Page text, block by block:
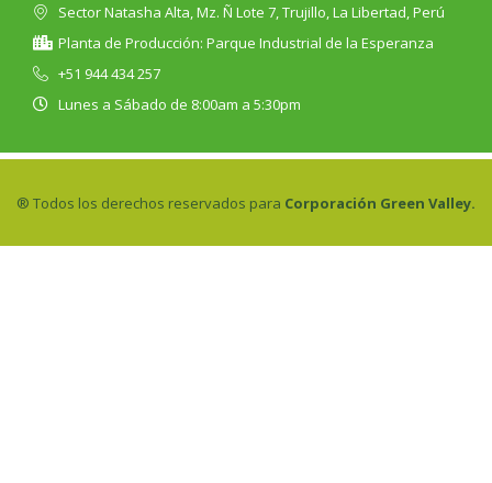
Sector Natasha Alta, Mz. Ñ Lote 7, Trujillo, La Libertad, Perú
Planta de Producción: Parque Industrial de la Esperanza
+51 944 434 257
Lunes a Sábado de 8:00am a 5:30pm
® Todos los derechos reservados para Corporación Green Valley.